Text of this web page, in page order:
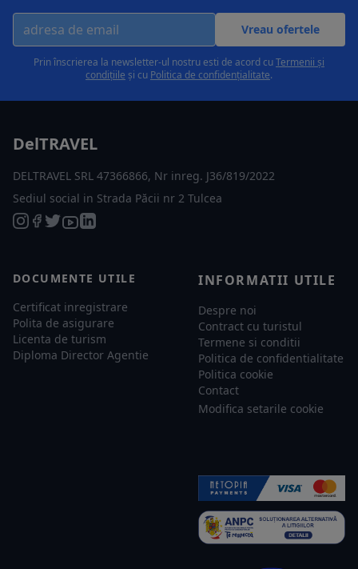
Vreau ofertele
Prin înscrierea la newsletter-ul nostru esti de acord cuTermenii și
condițiile și cu Politica de confidențialitate.
DelTRAVEL
DELTRAVEL SRL 47366866, Nr inreg. J36/819/2022
Sediul social in Strada Păcii nr 2 Tulcea
DOCUMENTE UTILE
Certificat inregistrare
Polita de asigurare
Licenta de turism
Diploma Director Agentie
INFORMATII UTILE
Despre noi
Contract cu turistul
Termene si conditii
Politica de confidentialitate
Politica cookie
Contact
Modifica setarile cookie